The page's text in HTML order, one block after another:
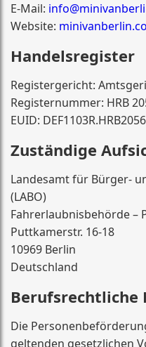
E-Mail:
Website:
Handelsregister
Registergericht:
Registernummer: HRB
EUID:
Zuständige
Landesamt für Bürger-
(LABO)
Fahrerlaubnisbehörde –
Puttkamerstr. 16-18
10969 Berlin
Deutschland
Berufsrechtliche
Die
geltenden gesetzlichen